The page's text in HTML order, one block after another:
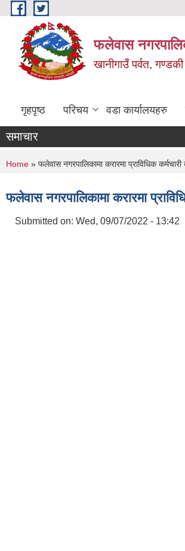
Skip to main content
फलेवास
खानीगाउँ पर्वत,
गृहपृष्ठ परिचय वडा कार्यालयहरु
समाचार
You are here
Home » फलेवास नगरपालिकामा करारमा प्राविधिक
फलेवास नगरपालिकामा करारमा
Submitted on: Wed, 09/07/2022 - 13:42